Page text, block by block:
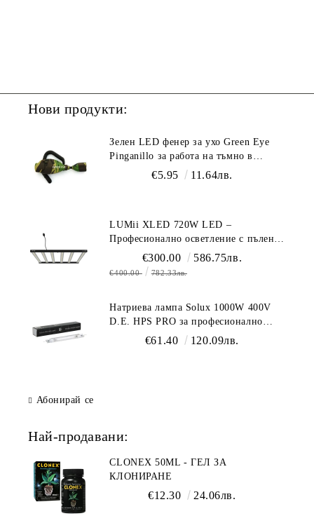
Нови продукти:
Зелен LED фенер за ухо Green Eye
Pinganillo за работа на тъмно в
€5.95 11.64лв.
LUMii XLED 720W LED –
Професионално осветление с пълен
спектър (1700 µmol/s)
€300.00 586.75лв.
€400.00 782.33лв.
Натриева лампа Solux 1000W 400V
D.E. HPS PRO за професионално
осветление€61.40 120.09лв.
Абонирай се
Най-продавани:
CLONEX 50ML - ГЕЛ ЗА
КЛОНИРАНЕ
€12.30 24.06лв.